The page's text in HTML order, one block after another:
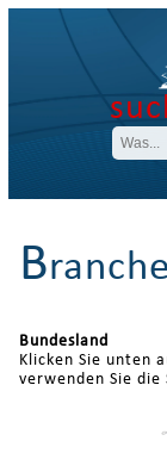
B
Bundesland
Klicken Sie unten
verwenden Sie die